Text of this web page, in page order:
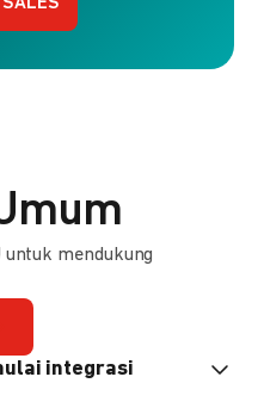
SALES
untuk mendukung
integrasi